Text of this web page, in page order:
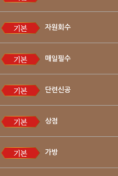
자원회수
매일필수
단련신공
상점
가방